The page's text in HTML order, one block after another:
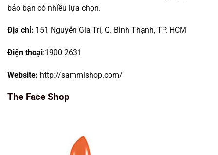
bảo bạn có nhiều lựa chọn.
Địa chỉ: 151 Nguyễn Gia Trí, Q. Bình Thạnh, TP. HCM
Điện thoại:1900 2631
Website: http://sammishop.com/
The Face Shop